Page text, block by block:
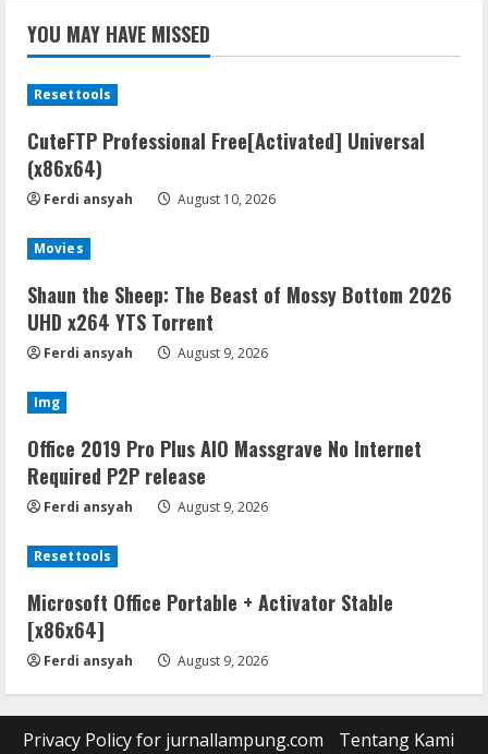
YOU MAY HAVE MISSED
Resettools
CuteFTP Professional Free[Activated] Universal
(x86x64)
Ferdi ansyah August 10, 2026
Movies
Shaun the Sheep: The Beast of Mossy Bottom 2026
UHD x264 YTS Torrent
Ferdi ansyah August 9, 2026
Img
Office 2019 Pro Plus AIO Massgrave No Internet
Required P2P release
Ferdi ansyah August 9, 2026
Resettools
Microsoft Office Portable + Activator Stable
[x86x64]
Ferdi ansyah August 9, 2026
Privacy Policy for jurnallampung.com Tentang Kami